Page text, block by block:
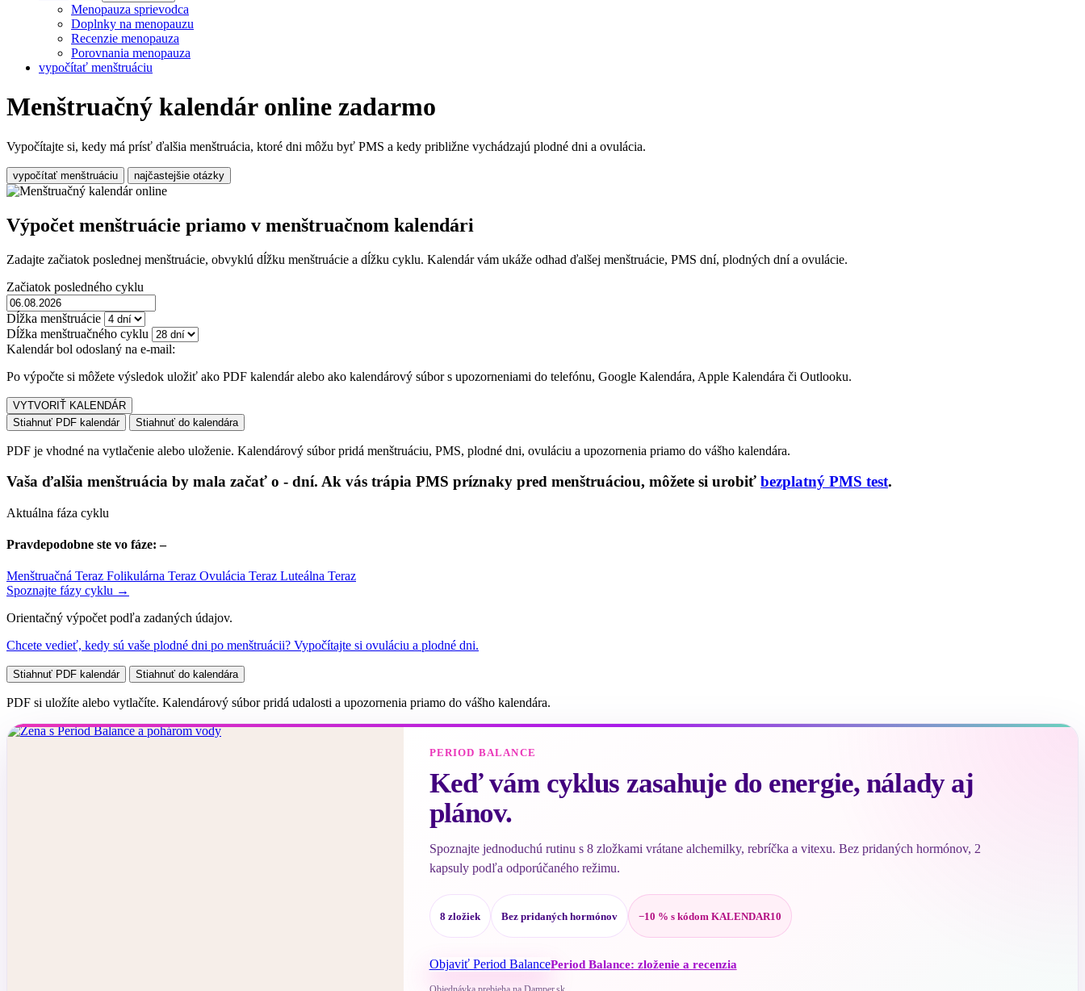
Menopauza sprievodca
Doplnky na menopauzu
Recenzie menopauza
Porovnania menopauza
vypočítať menštruáciu
Menštruačný kalendár online zadarmo
Vypočítajte si, kedy má prísť ďalšia menštruácia, ktoré dni môžu byť PMS a kedy približne vychádzajú plodné dni a ovulácia.
vypočítať menštruáciu najčastejšie otázky
Výpočet menštruácie priamo v menštruačnom kalendári
Zadajte začiatok poslednej menštruácie, obvyklú dĺžku menštruácie a dĺžku cyklu. Kalendár vám ukáže odhad ďalšej menštruácie, PMS dní, plodných dní a ovulácie.
Začiatok posledného cyklu
Dĺžka menštruácie
Dĺžka menštruačného cyklu
Kalendár bol odoslaný na e-mail:
Po výpočte si môžete výsledok uložiť ako PDF kalendár alebo ako kalendárový súbor s upozorneniami do telefónu, Google Kalendára, Apple Kalendára či Outlooku.
VYTVORIŤ KALENDÁR
Stiahnuť PDF kalendár
Stiahnuť do kalendára
PDF je vhodné na vytlačenie alebo uloženie. Kalendárový súbor pridá menštruáciu, PMS, plodné dni, ovuláciu a upozornenia priamo do vášho kalendára.
Vaša ďalšia menštruácia by mala začať o - dní. Ak vás trápia PMS príznaky pred menštruáciou, môžete si urobiť bezplatný PMS test.
Aktuálna fáza cyklu
Pravdepodobne ste vo fáze:–
Menštruačná Teraz Folikulárna Teraz Ovulácia Teraz Luteálna Teraz
Spoznajte fázy cyklu →
Orientačný výpočet podľa zadaných údajov.
Chcete vedieť, kedy sú vaše plodné dni po menštruácii? Vypočítajte si ovuláciu a plodné dni.
Stiahnuť PDF kalendár Stiahnuť do kalendára
PDF si uložíte alebo vytlačíte. Kalendárový súbor pridá udalosti a upozornenia priamo do vášho kalendára.
PERIOD BALANCE
Keď vám cyklus zasahuje do energie, nálady aj
plánov.
Spoznajte jednoduchú rutinu s 8 zložkami vrátane alchemilky, rebríčka a vitexu. Bez pridaných hormónov, 2
kapsuly podľa odporúčaného režimu.
8 zložiek Bez pridaných hormónov −10 % s kódom KALENDAR10
Objaviť Period BalancePeriod Balance: zloženie a recenzia